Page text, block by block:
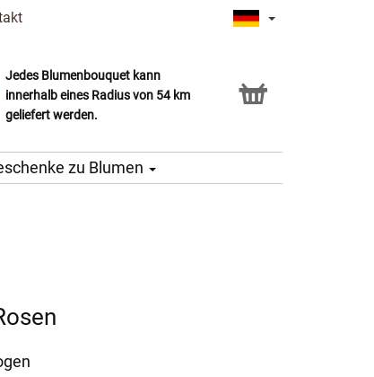
Jedes Blumenbouquet kann
innerhalb eines Radius von 54 km
geliefert werden.
Click & Collect Service
zu Blumen